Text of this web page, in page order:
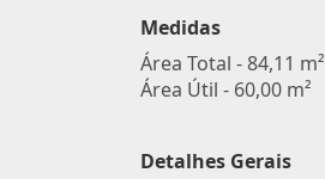
Medidas
Área Total - 84,11 m²
Área Útil - 60,00 m²
Detalhes Gerais